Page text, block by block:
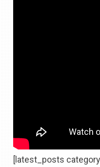
[latest_posts